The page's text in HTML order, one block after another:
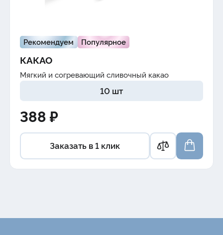
Рекомендуем Популярное
КАКАО
Мягкий и согревающийсливочный какао
10 шт
388 ₽
Заказать в 1 клик